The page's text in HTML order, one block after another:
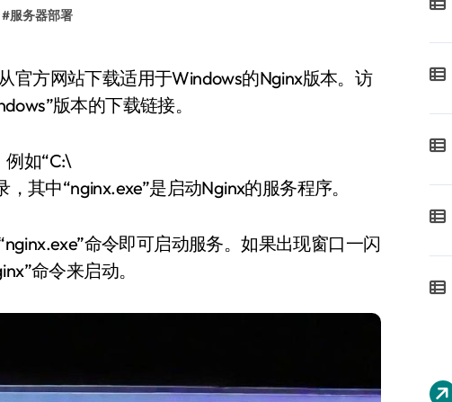
#服务器部署
版本的下载链接。
如“C:\
其中“nginx.exe”是启动Nginx的服务程序。
命令即可启动服务。如果出现窗口一闪
命令来启动。